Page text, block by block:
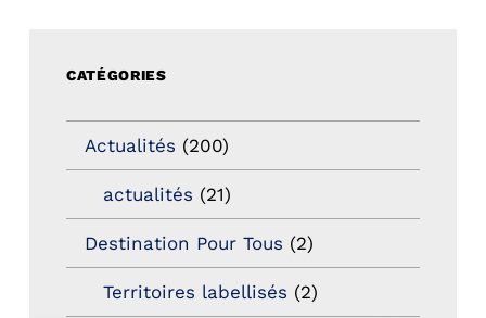
CATÉGORIES
Actualités (200)
actualités (21)
Destination Pour Tous (2)
Territoires labellisés (2)